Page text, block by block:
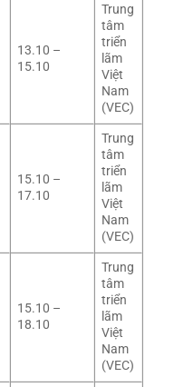
13.10 –
15.10
Trung
tâm
triển
lãm
Việt
Nam
(VEC)
15.10 –
17.10
Trung
tâm
triển
lãm
Việt
Nam
(VEC)
15.10 –
18.10
Trung
tâm
triển
lãm
Việt
Nam
(VEC)